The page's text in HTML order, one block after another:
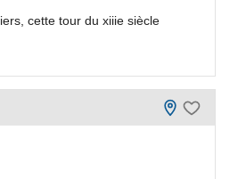
cette tour du xiiie siècle